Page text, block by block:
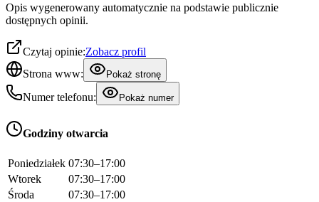
Opis wygenerowany automatycznie na podstawie publicznie
dostępnych opinii.
Czytaj opinie:Zobacz profil
Strona www:
Pokaż stronę
Numer telefonu: Pokaż numer
Godziny otwarcia
Poniedziałek 07:30–17:00
Wtorek
07:30–17:00
Środa
07:30–17:00